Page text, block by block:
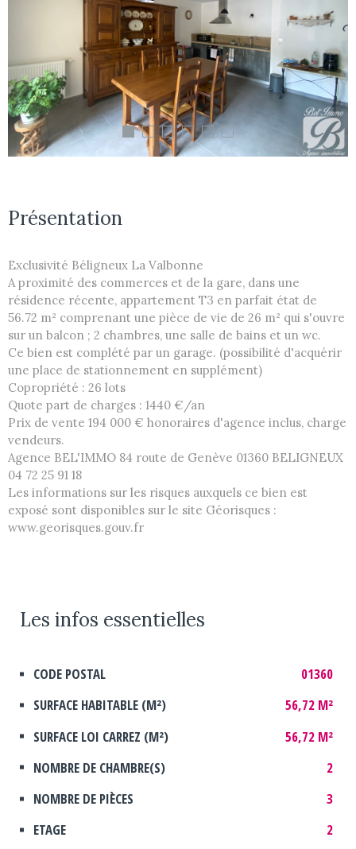
Présentation
Exclusivité Béligneux La Valbonne
A proximité des commerces et de la gare, dans une
résidence récente, appartement T3 en parfait état de
56.72 m² comprenant une pièce de vie de 26 m² qui s'ouvre
sur un balcon ; 2 chambres, une salle de bains et un wc.
Ce bien est complété par un garage. (possibilité d'acquérir
une place de stationnement en supplément)
Copropriété : 26 lots
Quote part de charges : 1440 €/an
Prix de vente 194 000 € honoraires d'agence inclus, charge
vendeurs.
Agence BEL'IMMO 84 route de Genève 01360 BELIGNEUX
04 72 25 91 18
Les informations sur les risques auxquels ce bien est
exposé sont disponibles sur le site Géorisques :
www.georisques.gouv.fr
Les infos essentielles
Caractérisque
CODE POSTAL
01360
SURFACE HABITABLE (M²)
56,72 M²
SURFACE LOI CARREZ (M²)
56,72 M²
NOMBRE DE CHAMBRE(S)
2
NOMBRE DE PIÈCES
3
ETAGE
2